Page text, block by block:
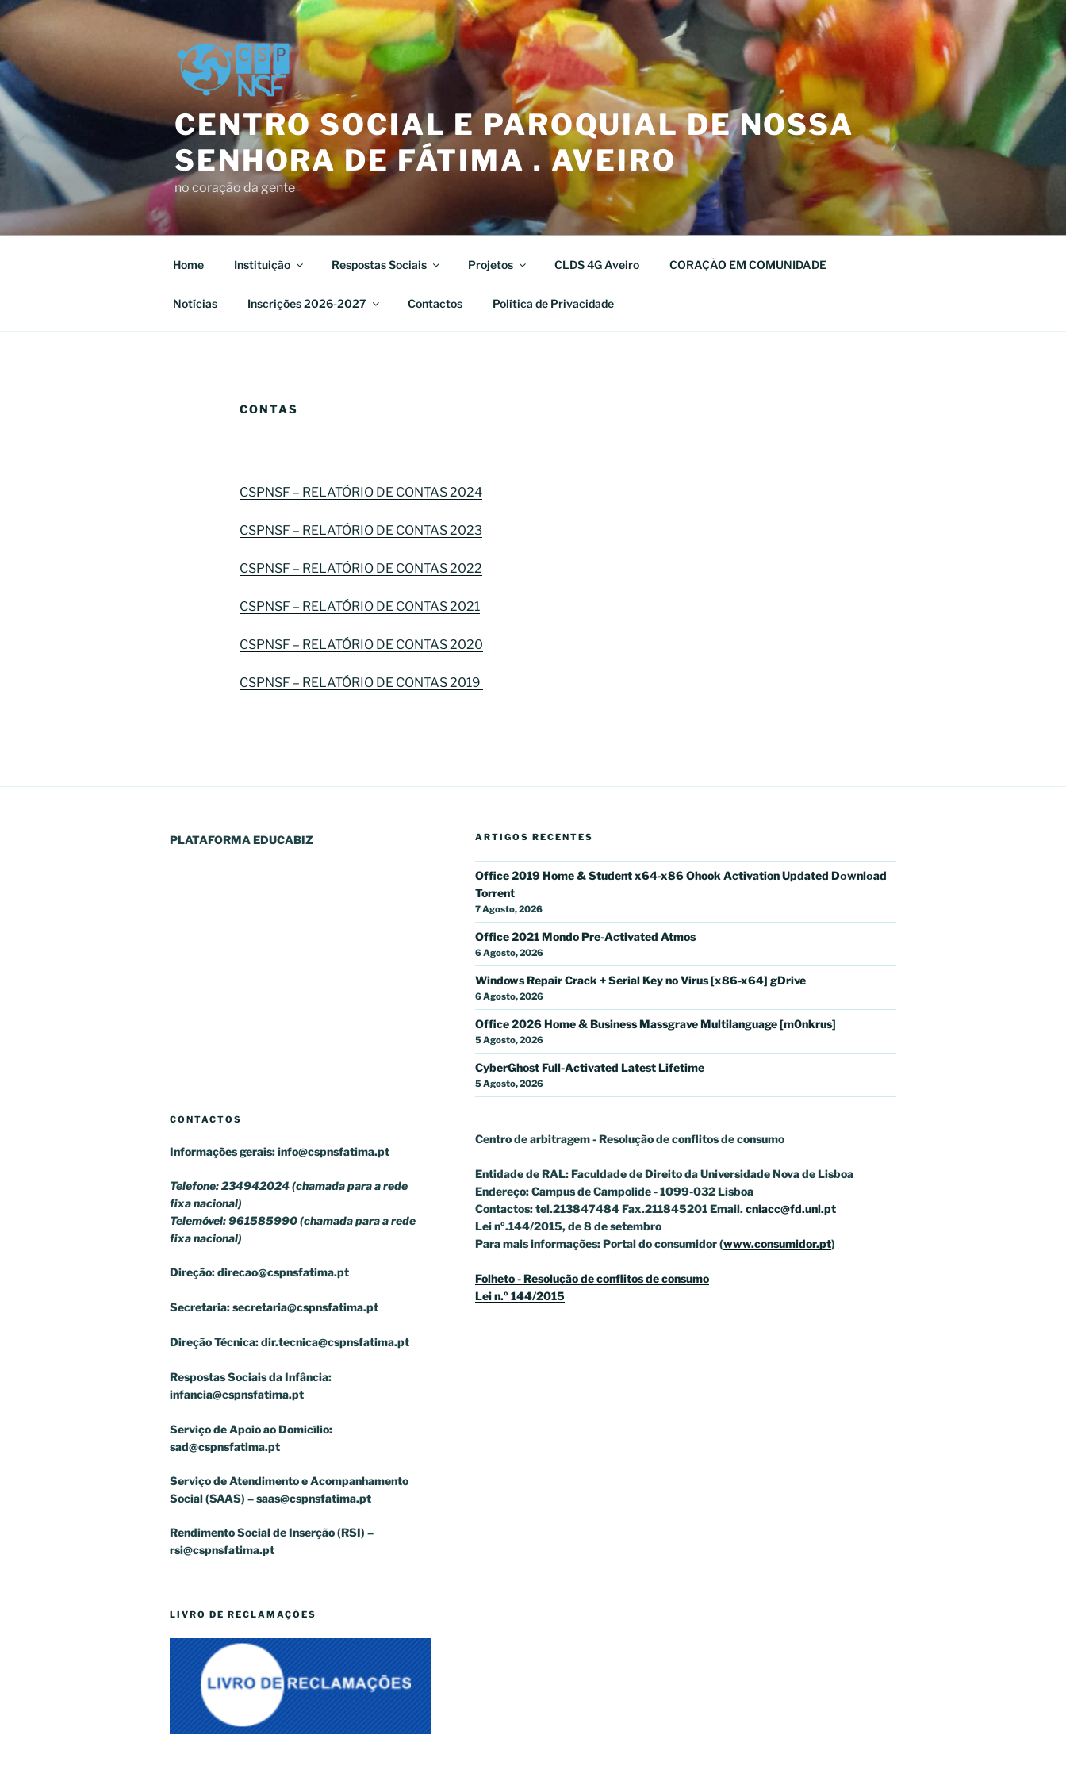
Saltar
o
conteúdo
CENTRO SOCIAL E PAROQUIAL DE NOSSA
SENHORA DE FÁTIMA . AVEIRO
no coração da gente
Home Instituição Respostas Sociais Projetos CLDS 4G Aveiro CORAÇÃO EM COMUNIDADE
Notícias Inscrições 2026-2027 Contactos Política de Privacidade
CONTAS
CSPNSF – RELATÓRIO DE CONTAS 2024
CSPNSF – RELATÓRIO DE CONTAS 2023
CSPNSF – RELATÓRIO DE CONTAS 2022
CSPNSF – RELATÓRIO DE CONTAS 2021
CSPNSF – RELATÓRIO DE CONTAS 2020
CSPNSF – RELATÓRIO DE CONTAS 2019
PLATAFORMA EDUCABIZ
CONTACTOS
Informações gerais:info@cspnsfatima.pt
Telefone: 234942024 (chamada para a rede
fixa nacional)
Telemóvel: 961585990 (chamada para a rede
fixa nacional)
Direção:direcao@cspnsfatima.pt
Secretaria:secretaria@cspnsfatima.pt
Direção Técnica:dir.tecnica@cspnsfatima.pt
Respostas Sociais da Infância:
infancia@cspnsfatima.pt
Serviço de Apoio ao Domicílio:
sad@cspnsfatima.pt
Serviço de Atendimento e Acompanhamento
Social (SAAS) –saas@cspnsfatima.pt
Rendimento Social de Inserção (RSI) –
rsi@cspnsfatima.pt
LIVRO DE RECLAMAÇÕES
ARTIGOS RECENTES
Office 2019 Home & Student x64-x86 Ohook Activation Updated Dоwnlоad
Torrent
7 Agosto, 2026
Office 2021 Mondo Pre-Activated Atmos
6 Agosto, 2026
Windows Repair Crack + Serial Key no Virus [x86-x64] gDrive
6 Agosto, 2026
Office 2026 Home & Business Massgrave Multilanguage [m0nkrus]
5 Agosto, 2026
CyberGhost Full-Activated Latest Lifetime
5 Agosto, 2026
Centro de arbitragem - Resolução de conflitosde consumo
Entidade de RAL: Faculdade de Direito da Universidade Nova de Lisboa
Endereço: Campus de Campolide - 1099-032 Lisboa
Contactos: tel.213847484 Fax.211845201 Email.cniacc@fd.unl.pt
Lei nº.144/2015, de 8 de setembro
Para mais informações: Portal do consumidor (www.consumidor.pt)
Folheto - Resolução de conflitos de consumo
Lei n.º 144/2015